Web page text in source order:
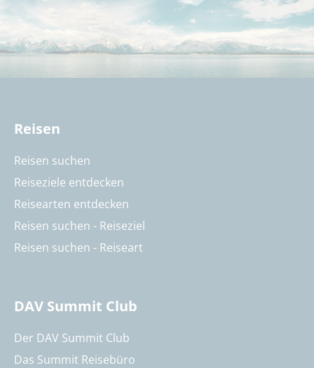
Reisen
Reisen suchen
Reiseziele entdecken
Reisearten entdecken
Reisen suchen - Reiseziel
Reisen suchen - Reiseart
DAV Summit Club
Der DAV Summit Club
Das Summit Reisebüro